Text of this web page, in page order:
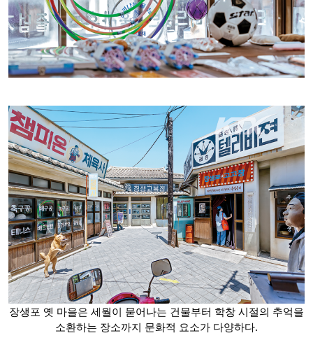
장생포 옛 마을은 세월이 묻어나는 건물부터 학창 시절의 추억을
소환하는 장소까지 문화적 요소가 다양하다.